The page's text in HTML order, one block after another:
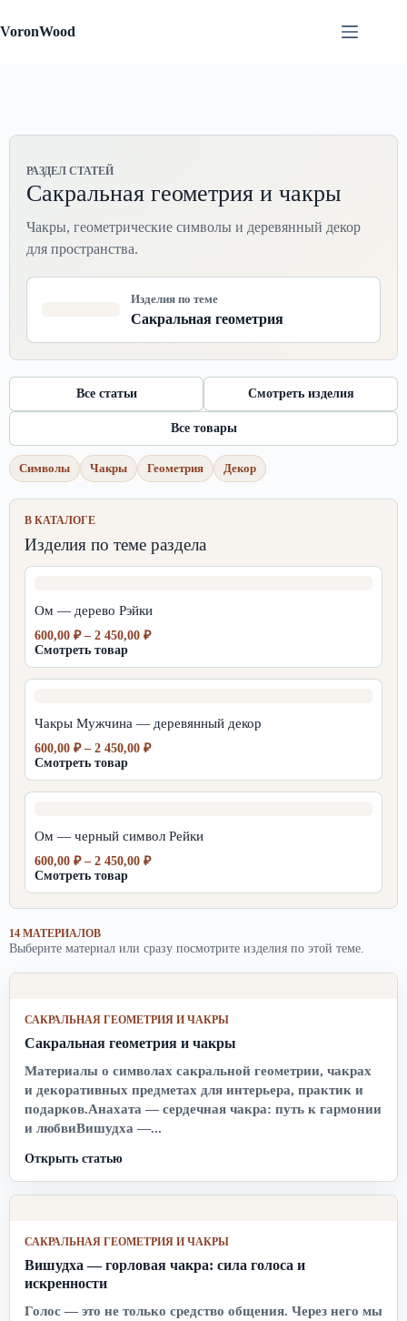
к
сути
VoronWood
РАЗДЕЛ СТАТЕЙ
Сакральная геометрия и чакры
Чакры, геометрические символы и деревянный декор
для пространства.
Изделия по теме
Сакральная геометрия
Все статьи Смотреть изделия
Все товары
Символы Чакры Геометрия Декор
В КАТАЛОГЕ
Изделия по теме раздела
Ом — дерево Рэйки
600,00 ₽ – 2 450,00 ₽Диапазон
600,00 ₽
–
Смотреть товар
Чакры Мужчина — деревянный декор
600,00 ₽ – 2 450,00 ₽Диапазон
600,00 ₽
–
Смотреть товар
Ом — черный символ Рейки
600,00 ₽ – 2 450,00 ₽Диапазон
600,00 ₽
–
Смотреть товар
14 МАТЕРИАЛОВ
Выберите материал или сразу посмотрите изделия по этой теме.
САКРАЛЬНАЯ ГЕОМЕТРИЯ И ЧАКРЫ
Сакральная геометрия и чакры
Материалы о символах сакральной геометрии, чакрах
и декоративных предметах для интерьера, практик и
подарков.Анахата — сердечная чакра: путь к гармонии
и любвиВишудха —...
Открыть статью
САКРАЛЬНАЯ ГЕОМЕТРИЯ И ЧАКРЫ
Вишудха — горловая чакра: сила голоса и
искренности
Голос — это не только средство общения. Через него мы